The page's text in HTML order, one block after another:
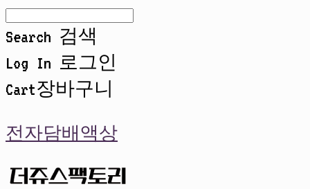
Search 검색
Log In 로그인
Cart장바구니
전자담배액상